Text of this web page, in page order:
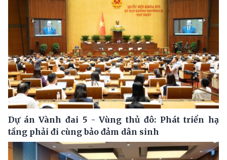
Dự án Vành đai 5 - Vùng thủ đô: Phát triển hạ
tầng phải đi cùng bảo đảm dân sinh